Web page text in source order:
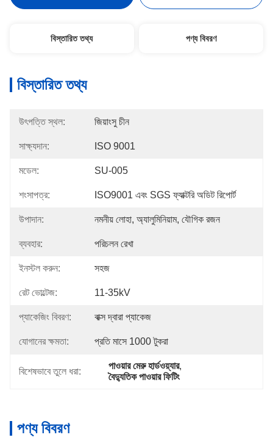
বিস্তারিত তথ্য পণ্য বিবরণ
বিস্তারিত তথ্য
উৎপত্তি স্থল: জিয়াংসু চীন
সাক্ষ্যদান: ISO 9001
মডেল: SU-005
শংসাপত্র: ISO9001 এবং SGS ফ্যাক্টরি অডিট রিপোর্ট
উপাদান: নমনীয় লোহা, অ্যালুমিনিয়াম, যৌগিক রজন
ব্যবহার: পরিচলন রেখা
ইনস্টল করুন: সহজ
রেট ভোল্টেজ: 11-35kV
প্যাকেজিং বিবরণ: বাক্স দ্বারা প্যাকেজ
যোগানের ক্ষমতা: প্রতি মাসে 1000 টুকরা
বিশেষভাবে তুলে ধরা:
পাওয়ার মেরু হার্ডওয়্যার,
বৈদ্যুতিক পাওয়ার ফিটিং
পণ্য বিবরণ